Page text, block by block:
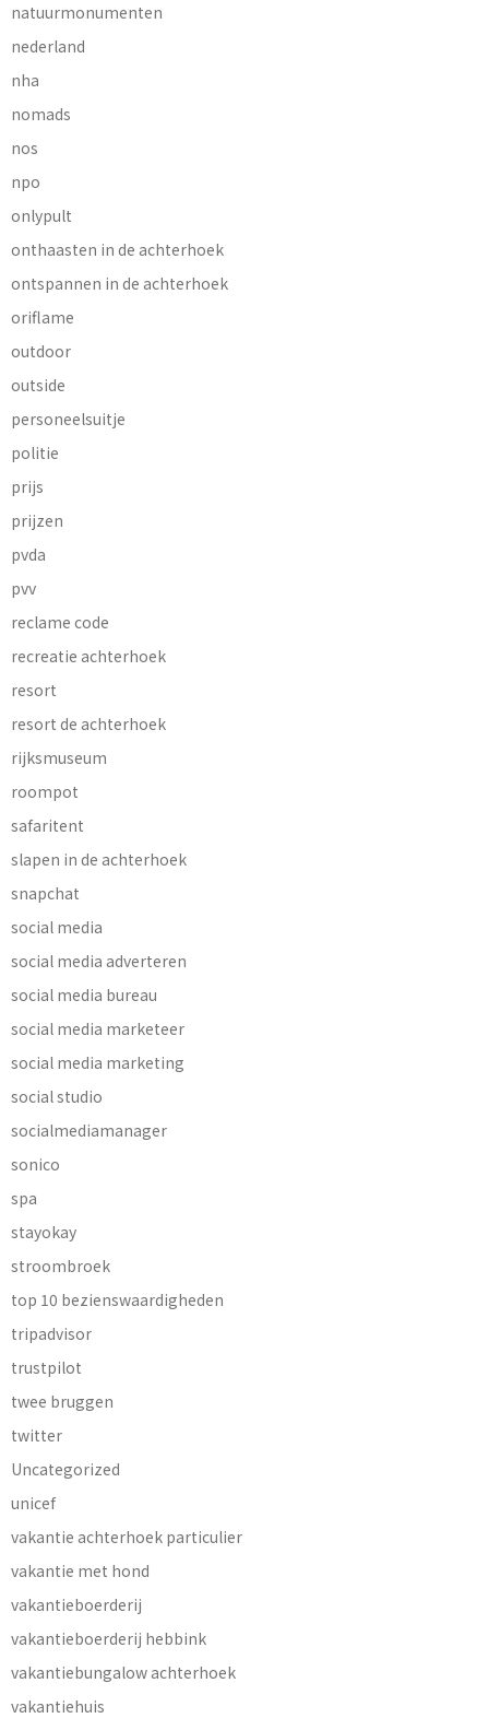
natuurmonumenten
nederland
nha
nomads
nos
npo
onlypult
onthaasten in de achterhoek
ontspannen in de achterhoek
oriflame
outdoor
outside
personeelsuitje
politie
prijs
prijzen
pvda
pvv
reclame code
recreatie achterhoek
resort
resort de achterhoek
rijksmuseum
roompot
safaritent
slapen in de achterhoek
snapchat
social media
social media adverteren
social media bureau
social media marketeer
social media marketing
social studio
socialmediamanager
sonico
spa
stayokay
stroombroek
top 10 bezienswaardigheden
tripadvisor
trustpilot
twee bruggen
twitter
Uncategorized
unicef
vakantie achterhoek particulier
vakantie met hond
vakantieboerderij
vakantieboerderij hebbink
vakantiebungalow achterhoek
vakantiehuis